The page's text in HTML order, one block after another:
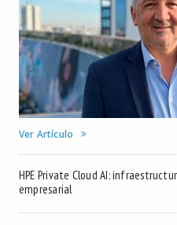
Ver Artículo
HPE Private Cloud AI:
empresarial